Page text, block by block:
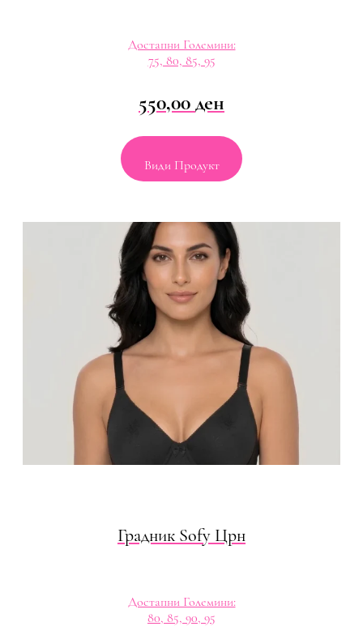
Достапни Големини:
75, 80, 85, 95
550,00ден
Види Продукт
Градник Sofy Црн
Достапни Големини:
80, 85, 90, 95